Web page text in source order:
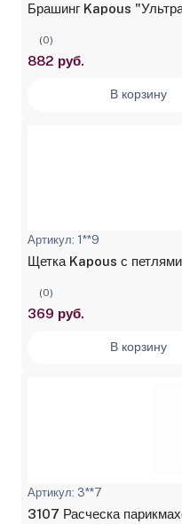
Брашинг Kapous
(0)
882 руб.
В корзину
Артикул: 1**9
Щетка Kapous с
(0)
369 руб.
В корзину
Артикул: 3**7
3107 Расческа